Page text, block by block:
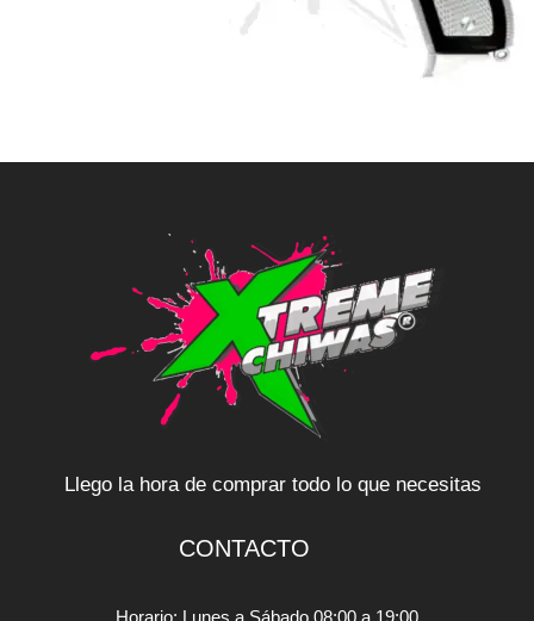
Llego la hora de comprar todo lo que necesitas
CONTACTO
Horario: Lunes a Sábado 08:00 a 19:00